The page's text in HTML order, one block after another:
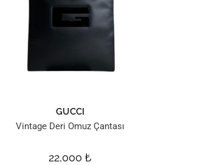
GUCCI
Vintage Deri Omuz Çantası
22,000₺